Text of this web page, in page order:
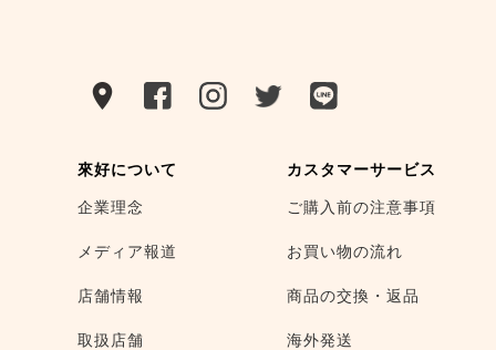
來好について
企業理念
メディア報道
店舗情報
取扱店舗
カスタマーサービス
ご購入前の注意事項
お買い物の流れ
商品の交換・返品
海外発送